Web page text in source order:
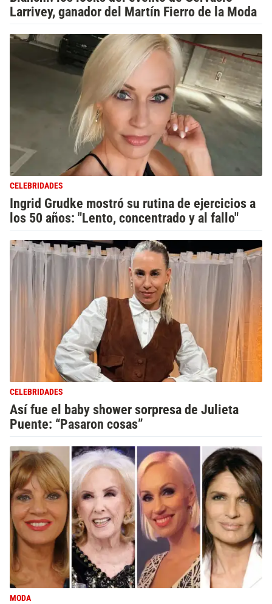
Larrivey, ganador del Martín Fierro de la Moda
CELEBRIDADES
Ingrid Grudke mostró su rutina de ejercicios a
los 50 años: "Lento, concentrado y al fallo"
CELEBRIDADES
Así fue el baby shower sorpresa de Julieta
Puente: “Pasaron cosas”
MODA